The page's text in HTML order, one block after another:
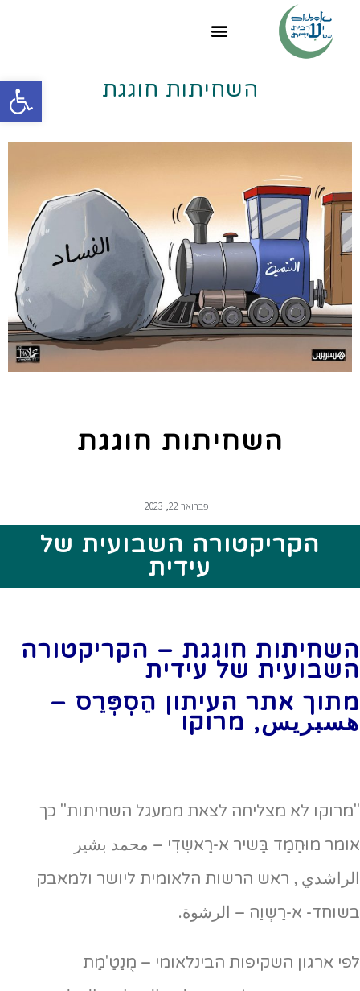
השחיתות חוגגת
השחיתות חוגגת
פברואר 22, 2023
הקריקטורה השבועית של
עידית
השחיתות חוגגת – הקריקטורה
השבועית של עידית
מתוך אתר העיתון הֵסְפְּרֵס –
هسبريس, מרוקו
"מרוקו לא מצליחה לצאת ממעגל השחיתות" כך
אומר מוּחַמַד בַּשיר א-רַאשִדִי – محمد بشير
الراشدي , ראש הרשות הלאומית ליושר ולמאבק
בשוחד- א-רַשְוַה – الرشوة.
לפי ארגון השקיפות הבינלאומי – מֻנַטַ'מַת